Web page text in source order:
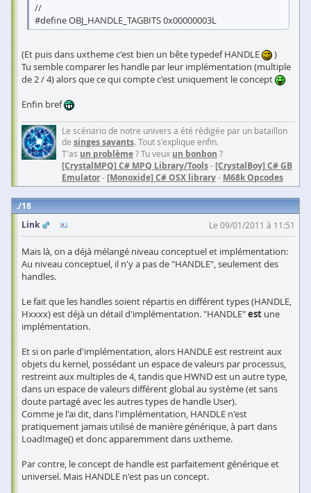
//
#define OBJ_HANDLE_TAGBITS 0x00000003L
(Et puis dans uxtheme c'est bien un bête typedef HANDLE
)
Tu semble comparer les handle par leur implémentation (multiple
de 2 / 4) alors que ce qui compte c'est uniquement le concept
Enfin bref
Le scénario de notre univers a été rédigée par un bataillon
de singes savants. Tout s'explique enfin.
T'as un problème? Tu veux un bonbon ?
[CrystalMPQ] C# MPQ Library/Tools- [CrystalBoy] C# GB
Emulator- [Monoxide] C# OSX library- M68k Opcodes
18
Link
Le 09/01/2011 à 11:51
Mais là, on a déjà mélangé niveau conceptuel et implémentation:
Au niveau conceptuel, il n'y a pas de "HANDLE", seulement des
handles.
Le fait que les handles soient répartis en différent types (HANDLE,
Hxxxx) est déjà un détail d'implémentation. "HANDLE"est une
implémentation.
Et si on parle d'implémentation, alors HANDLE est restreint aux
objets du kernel, possédant un espace de valeurs par processus,
restreint aux multiples de 4, tandis que HWND est un autre type,
dans un espace de valeurs différent global au système (et sans
doute partagé avec les autres types de handle User).
Comme je l'ai dit, dans l'implémentation, HANDLE n'est
pratiquement jamais utilisé de manière générique, à part dans
LoadImage() et donc apparemment dans uxtheme.
Par contre, le concept de handle est parfaitement générique et
universel. Mais HANDLE n'est pas un concept.